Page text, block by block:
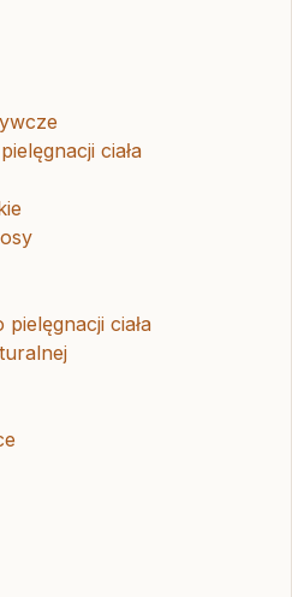
ciała
ciała